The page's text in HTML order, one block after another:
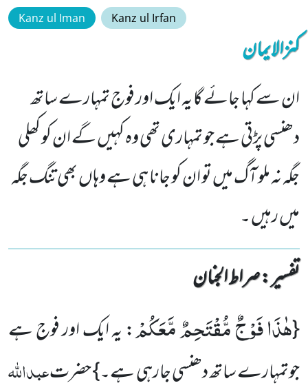
Kanz ul Iman Kanz ul Irfan
کنزالایمان
ان سے کہا جائے گا یہ ایک اور فوج تمہارے ساتھ
دھنسی پڑتی ہے جو تمہاری تھی وہ کہیں گے ان کو کھلی
جگہ نہ ملو آگ میں تو ان کو جانا ہی ہے وہاں بھی تنگ جگہ
میں رہیں ۔
تفسیر : ‎صراط الجنان
{هٰذَا فَوْجٌ مُّقْتَحِمٌ مَّعَكُمْ: یہ ایک اور فوج ہے
جوتمہارے ساتھ دھنسی جارہی ہے۔} حضرتعبداللہ